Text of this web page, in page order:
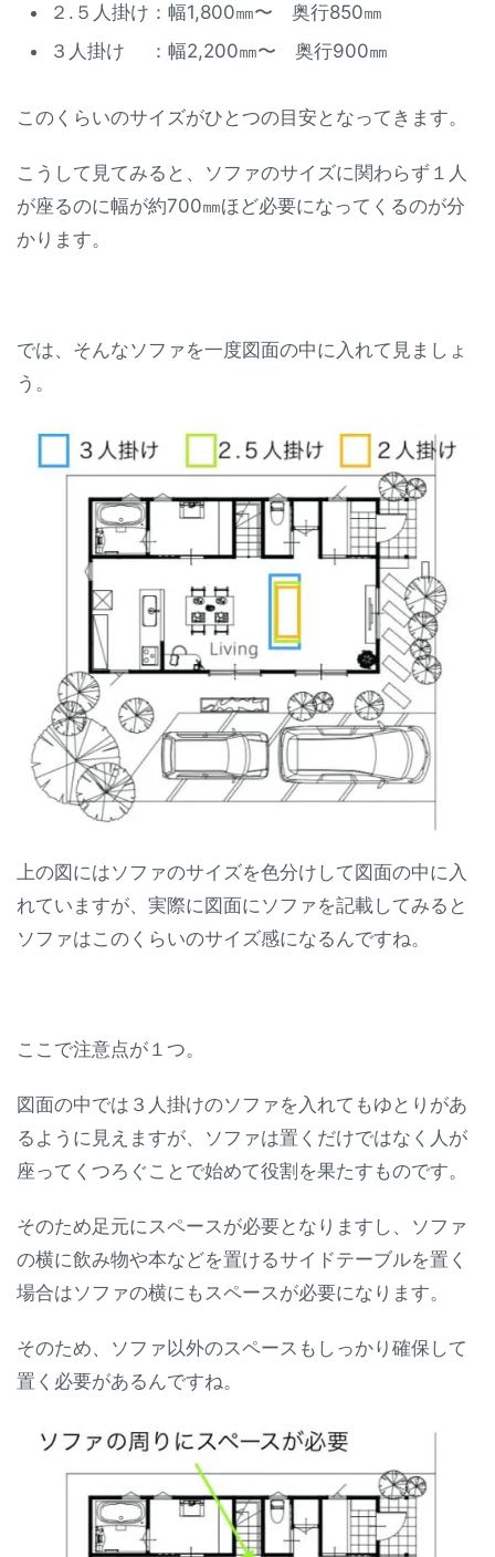
２.５人掛け：幅1,800㎜〜 奥行850㎜
３人掛け ：幅2,200㎜〜 奥行900㎜
このくらいのサイズがひとつの目安となってきます。
こうして見てみると、ソファのサイズに関わらず１人
が座るのに幅が約700㎜ほど必要になってくるのが分
かります。
では、そんなソファを一度図面の中に入れて見ましょ
う。
上の図にはソファのサイズを色分けして図面の中に入
れていますが、実際に図面にソファを記載してみると
ソファはこのくらいのサイズ感になるんですね。
ここで注意点が１つ。
図面の中では３人掛けのソファを入れてもゆとりがあ
るように見えますが、ソファは置くだけではなく人が
座ってくつろぐことで始めて役割を果たすものです。
そのため足元にスペースが必要となりますし、ソファ
の横に飲み物や本などを置けるサイドテーブルを置く
場合はソファの横にもスペースが必要になります。
そのため、ソファ以外のスペースもしっかり確保して
置く必要があるんですね。